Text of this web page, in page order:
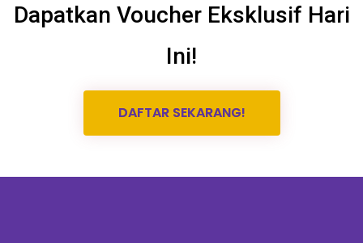
Dapatkan Voucher Eksklusif Hari
Ini!
DAFTAR SEKARANG!